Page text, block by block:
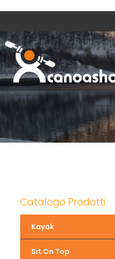
Catalogo Prodotti
Kayak
Sit On Top